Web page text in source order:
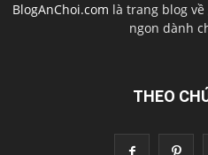
BlogAnChoi.com là trang blog
ngon dành
THEO